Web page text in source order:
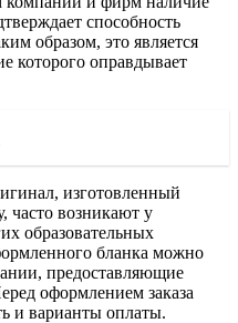
способность
образом, это является
которого оправдывает
изготовленный
часто возникают у
образовательных
бланка можно
предоставляющие
оформлением заказа
и варианты оплаты.